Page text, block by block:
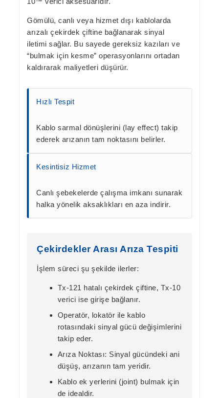
Gömülü, canlı veya hizmet dışı kablolarda
arızalı çekirdek çiftine bağlanarak sinyal
iletimi sağlar. Bu sayede gereksiz kazıları ve
“bulmak için kesme” operasyonlarını ortadan
kaldırarak maliyetleri düşürür.
Hızlı Tespit
Kablo sarmal dönüşlerini (lay effect) takip
ederek arızanın tam noktasını belirler.
Kesintisiz Hizmet
Canlı şebekelerde çalışma imkanı sunarak
halka yönelik aksaklıkları en aza indirir.
Çekirdekler Arası Arıza Tespiti
İşlem süreci şu şekilde ilerler:
Tx-121 hatalı çekirdek çiftine, Tx-10
verici ise girişe bağlanır.
Operatör, lokatör ile kablo
rotasındaki sinyal gücü değişimlerini
takip eder.
Arıza Noktası: Sinyal gücündeki ani
düşüş, arızanın tam yeridir.
Kablo ek yerlerini (joint) bulmak için
de idealdir.